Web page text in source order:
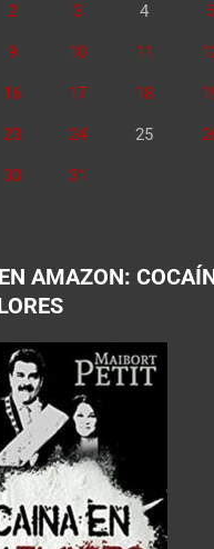
2 3 4 5
9 10 11
16 17 18
23 24 25
30 31
AMAZON: